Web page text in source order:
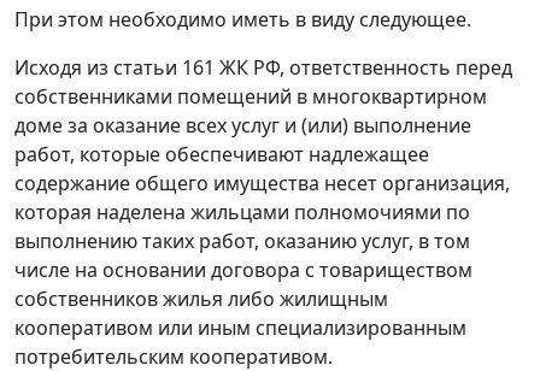
При этом необходимо иметь в виду следующее.
Исходя из статьи 161 ЖК РФ, ответственность перед
собственниками помещений в многоквартирном
доме за оказание всех услуг и (или) выполнение
работ, которые обеспечивают надлежащее
содержание общего имущества несет организация,
которая наделена жильцами полномочиями по
выполнению таких работ, оказанию услуг, в том
числе на основании договора с товариществом
собственников жилья либо жилищным
кооперативом или иным специализированным
потребительским кооперативом.